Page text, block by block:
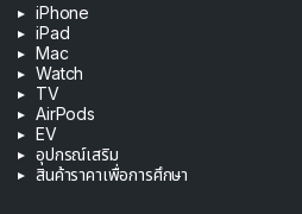
iPhone
iPad
Mac
Watch
TV
AirPods
EV
อุปกรณ์เสริม
สินค้าราคาเพื่อการศึกษา